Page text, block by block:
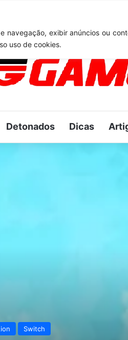
navegação, exibir anúncios ou
uso de cookies.
Detonados Dicas
Switch